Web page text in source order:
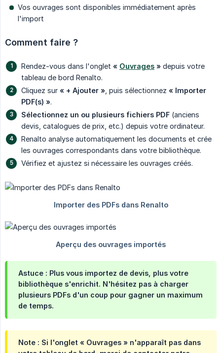
Vos ouvrages sont disponibles immédiatement après
l'import
Comment faire ?
Rendez-vous dans l'onglet « Ouvrages » depuis votre
tableau de bord Renalto.
Cliquez sur « + Ajouter » , puis sélectionnez « Importer
PDF(s) ».
Sélectionnez un ou plusieurs fichiers PDF (anciens
devis, catalogues de prix, etc.) depuis votre ordinateur.
Renalto analyse automatiquement les documents et crée
les ouvrages correspondants dans votre bibliothèque.
Vérifiez et ajustez si nécessaire les ouvrages créés.
Astuce : Plus vous importez de devis, plus votre
bibliothèque s'enrichit. N'hésitez pas à charger
plusieurs PDFs d'un coup pour gagner un maximum
de temps.
Note : Si l'onglet « Ouvrages » n'apparaît pas dans